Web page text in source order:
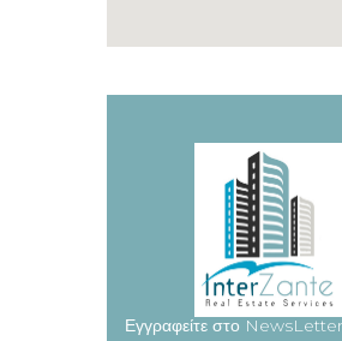
Εγγραφείτε στο